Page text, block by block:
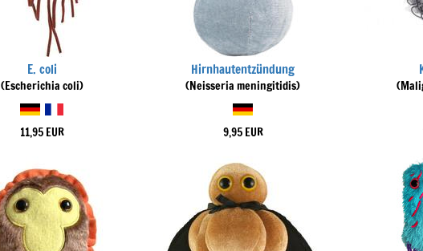
E. coli
(Escherichia coli)
11,95 EUR
Hirnhautentzündung
(Neisseria meningitidis)
9,95 EUR